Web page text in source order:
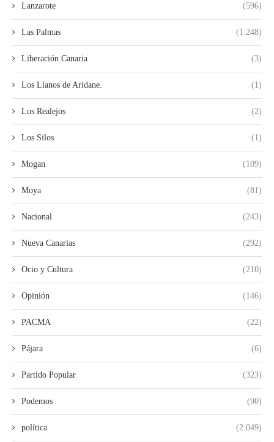
Lanzarote (596)
Las Palmas (1.248)
Liberación Canaria (3)
Los Llanos de Aridane. (1)
Los Realejos (2)
Los Silos (1)
Mogan (109)
Moya (81)
Nacional (243)
Nueva Canarias (292)
Ocio y Cultura (210)
Opinión (146)
PACMA (22)
Pájara (6)
Partido Popular (323)
Podemos (90)
política (2.049)